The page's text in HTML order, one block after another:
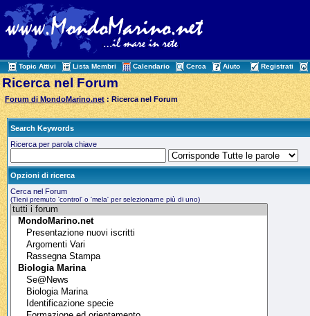
Topic Attivi Lista Membri Calendario Cerca Aiuto Registrati
Ricerca nel Forum
Forum di MondoMarino.net : Ricerca nel Forum
Search Keywords
Ricerca per parola chiave
Opzioni di ricerca
Cerca nel Forum
(Tieni premuto 'control' o 'mela' per selezionarne più di uno)